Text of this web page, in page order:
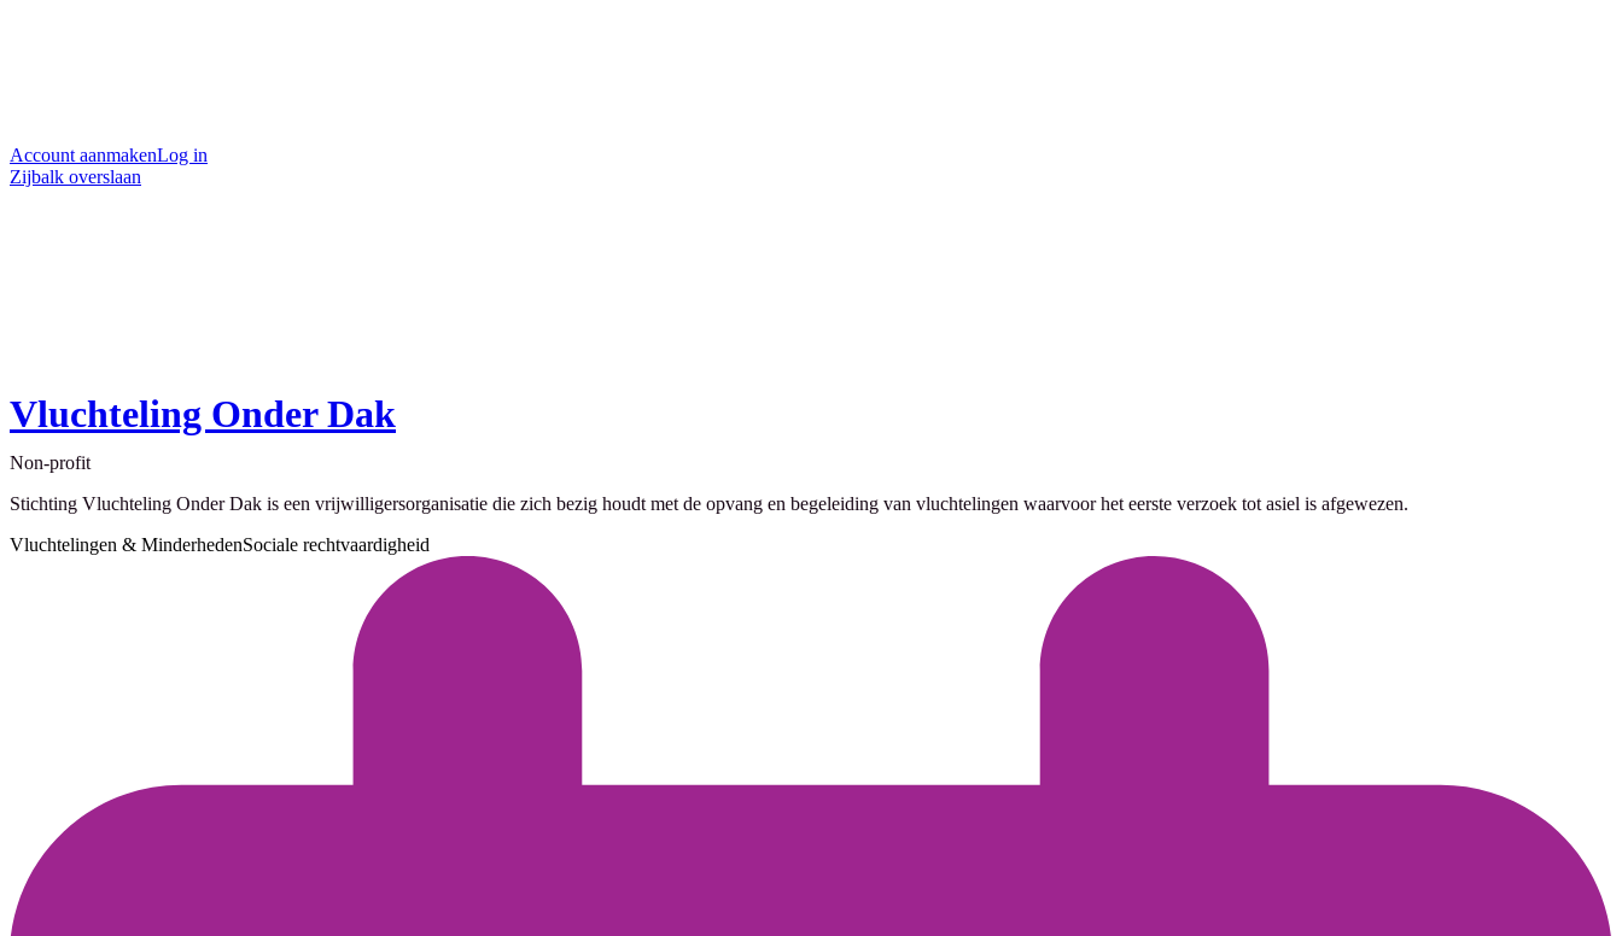
Account aanmakenLog in
Zijbalk overslaan
Vluchteling Onder Dak
Non-profit
Stichting Vluchteling Onder Dak is een vrijwilligersorganisatie die zich bezig houdt met de opvang en begeleiding van vluchtelingen waarvoor het eerste verzoek tot asiel is afgewezen.
Vluchtelingen & MinderhedenSociale rechtvaardigheid